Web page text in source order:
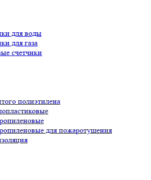
для воды
для газа
счетчики
полиэтилена
для пожаротушения